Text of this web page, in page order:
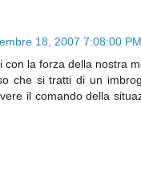
18, 2007 7:08:00 PM
con la forza della nostra
che si tratti di un
il comando della